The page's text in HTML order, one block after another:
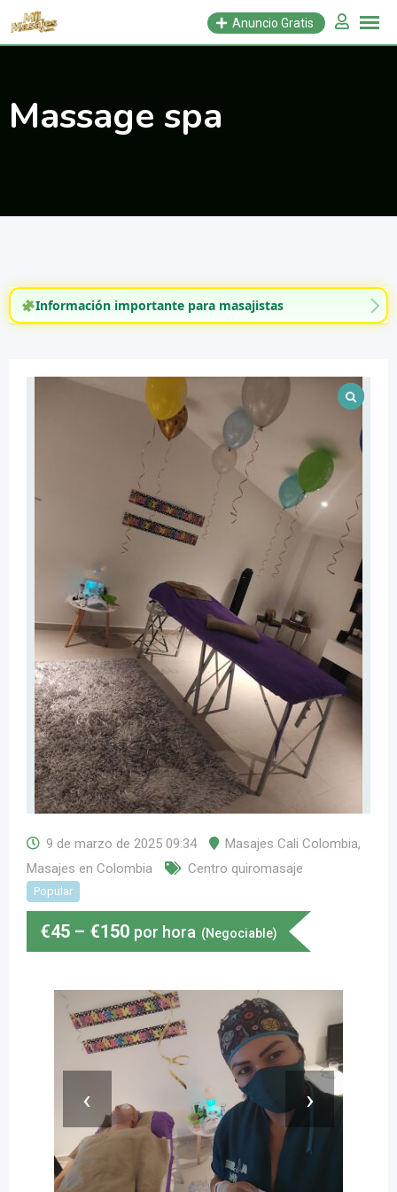
Saltar
Anuncio Gratis
Massage spa
Información importante para masajistas
9 de marzo de 2025 09:34 Masajes Cali Colombia,
Masajes en Colombia
Centro quiromasaje
Popular
€45 – €150 por hora (Negociable)
‹ ›